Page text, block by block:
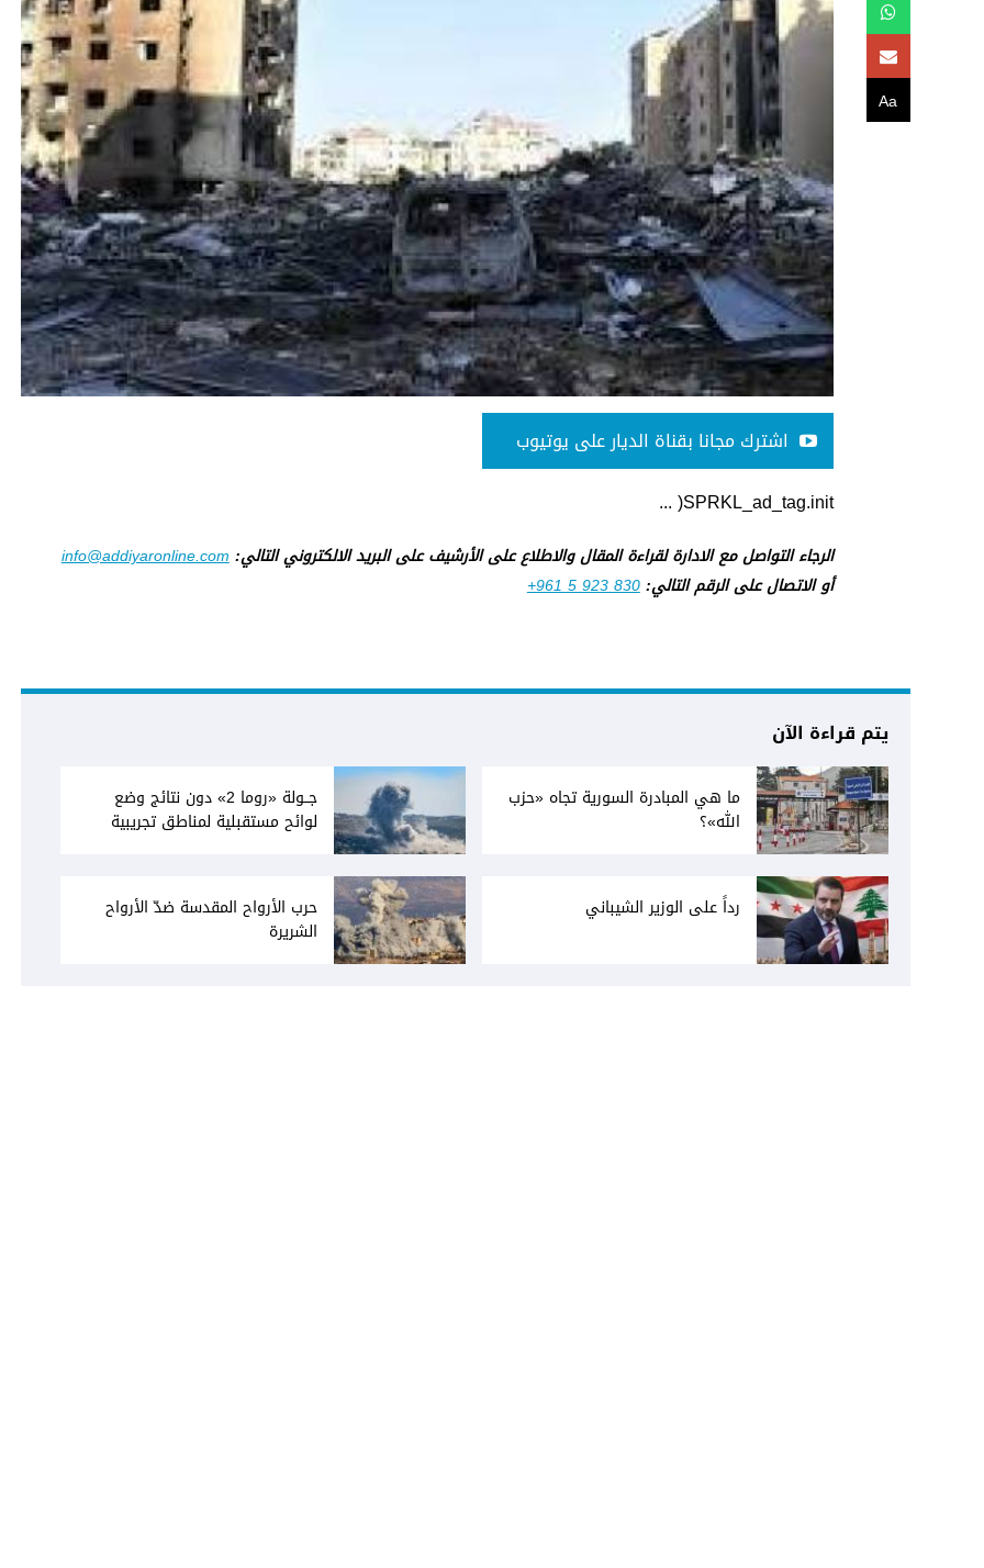
Aa
اشترك مجانا بقناة الديار على يوتيوب
SPRKL_ad_tag.init( ...
الرجاء التواصل مع الادارة لقراءة المقال والاطلاع على الأرشيف على البريد الالكتروني التالي:info@addiyaronline.com
أو الاتصال على الرقم التالي:+961 5 923 830
يتم قراءة الآن
ما هي المبادرة السورية تجاه «حزب
الله»؟
جــولة «روما 2» دون نتائج وضع
لوائح مستقبلية لمناطق تجريبية
رداً على الوزير الشيباني
حرب الأرواح المقدسة ضدّ الأرواح
الشريرة